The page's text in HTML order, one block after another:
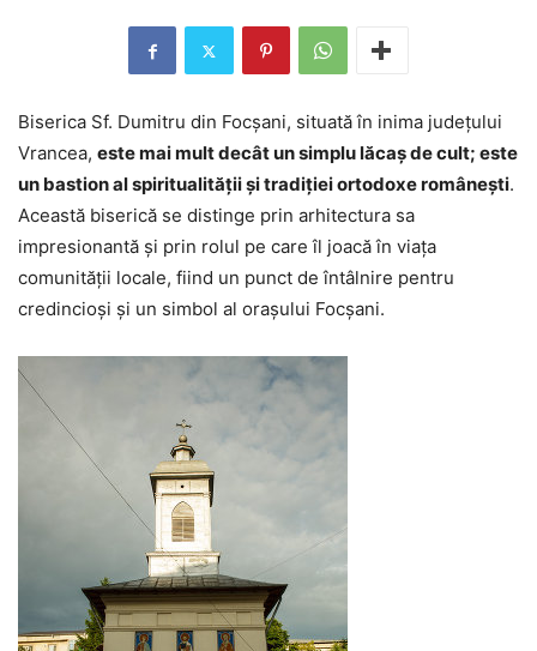
Biserica Sf. Dumitru din Focșani, situată în inima județului
Vrancea, este mai mult decât un simplu lăcaș de cult; este
un bastion al spiritualității și tradiției ortodoxe românești.
Această biserică se distinge prin arhitectura sa
impresionantă și prin rolul pe care îl joacă în viața
comunității locale, fiind un punct de întâlnire pentru
credincioși și un simbol al orașului Focșani.